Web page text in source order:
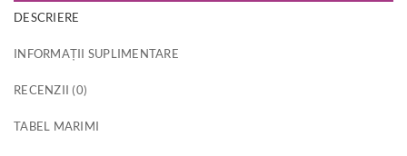
DESCRIERE
INFORMAȚII SUPLIMENTARE
RECENZII (0)
TABEL MARIMI